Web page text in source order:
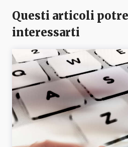
Questi articoli
interessarti